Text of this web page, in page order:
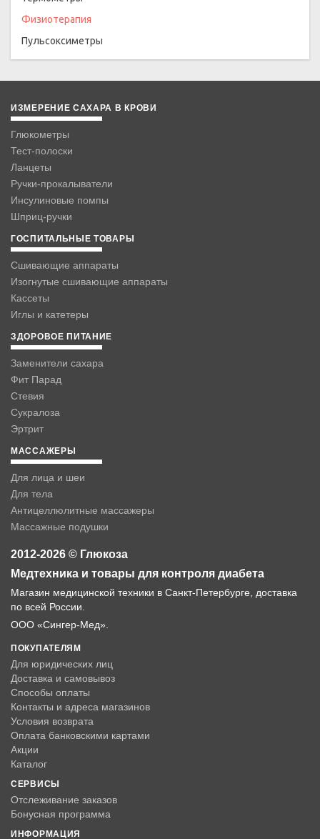
Физиотерапия
Пульсоксиметры
ИЗМЕРЕНИЕ САХАРА В КРОВИ
Глюкометры
Тест-полоски
Ланцеты
Ручки-прокалыватели
Инсулиновые помпы
Шприц-ручки
ГОСПИТАЛЬНЫЕ ТОВАРЫ
Сшивающие аппараты
Изогнутые сшивающие аппараты
Кассеты
Иглы и катетеры
ЗДОРОВОЕ ПИТАНИЕ
Заменители сахара
Фит Парад
Стевия
Сукралоза
Эртрит
МАССАЖЕРЫ
Для лица и шеи
Для тела
Антицеллюлитные массажеры
Массажные подушки
2012-2026 © Глюкоза
Медтехника и товары для контроля диабета
Магазин медицинской техники в Санкт-Петербурге, доставка
по всей России.
ООО «Сингер-Мед».
ПОКУПАТЕЛЯМ
Для юридических лиц
Доставка и самовывоз
Способы оплаты
Контакты и адреса магазинов
Условия возврата
Оплата банковскими картами
Акции
Каталог
СЕРВИСЫ
Отслеживание заказов
Бонусная программа
ИНФОРМАЦИЯ